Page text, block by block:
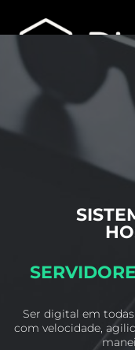
Ser digital em
com velocidade,